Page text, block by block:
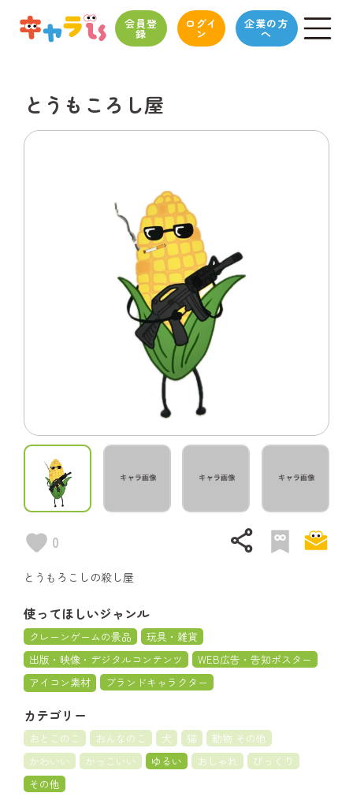
会員登
録
ログイ
ン
企業の方
へ
とうもころし屋
0 share
とうもろこしの殺し屋
使ってほしいジャンル
クレーンゲームの景品
玩具・雑貨
出版・映像・デジタルコンテンツ
WEB広告・告知ポスター
アイコン素材
ブランドキャラクター
カテゴリー
おとこのこ おんなのこ 犬 猫
動物 その他
かわいい
かっこいい ゆるい おしゃれ
びっくり
その他